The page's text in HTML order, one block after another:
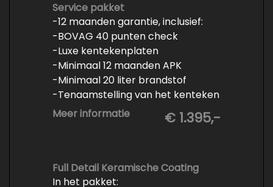
vrijwaren
- Volledige inspectie
- Poetsen binnen en buiten
Service pakket
-12 maanden garantie, inclusief:
-BOVAG 40 punten check
-Luxe kentekenplaten
-Minimaal 12 maanden APK
-Minimaal 20 liter brandstof
-Tenaamstelling van het kenteken
-Vrijwaren van de inruilauto
polijsten
Meer informatie € 1.395,-
Full Detail Keramische Coating
In het pakket: